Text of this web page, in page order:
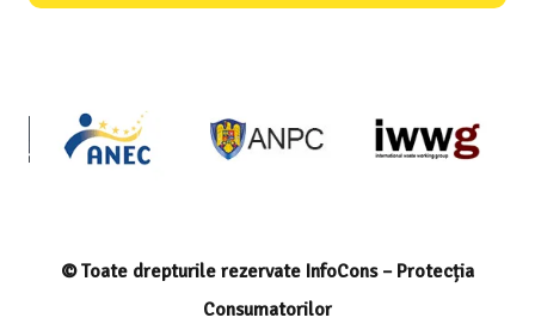
© Toate drepturile rezervate InfoCons – Protecția
Consumatorilor